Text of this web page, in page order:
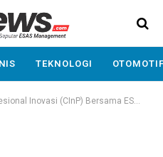
TEKNOLOGI
Bersama ESAS Management: Seni Mengembangkan Ide Menjadi Solusi Bernilai Tinggi